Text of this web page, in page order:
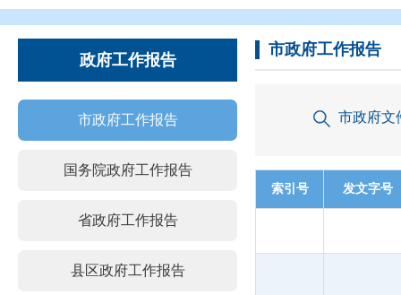
政府工作报告
市政府工作报告
国务院政府工作报告
省政府工作报告
县区政府工作报告
市政府工作报告
市政府文
索引号 发文字号